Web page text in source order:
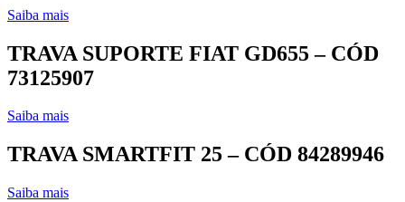
Saiba mais
TRAVA SUPORTE FIAT GD655 – CÓD
73125907
Saiba mais
TRAVA SMARTFIT 25 – CÓD 84289946
Saiba mais